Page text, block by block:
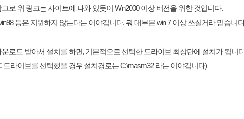
고로 위 링크는 사이트에 나와 있듯이 Win2000 이상 버전을 위한 것입니다.
등은 지원하지 않는다는 이야깁니다. 뭐 대부분 win 7 이상 쓰실거라 믿습니
운로드 받아서 설치를 하면, 기본적으로 선택한 드라이브 최상단에 설치가 됩니
드라이브를 선택했을 경우 설치경로는 C:\masm32 라는 이야깁니다)